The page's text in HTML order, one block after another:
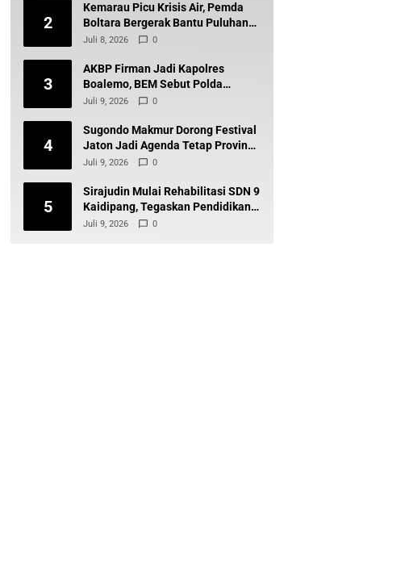
2
Kemarau Picu Krisis Air, Pemda
Boltara Bergerak Bantu Puluhan
Warga Komus Timur
Juli 8, 2026 0
3
AKBP Firman Jadi Kapolres
Boalemo, BEM Sebut Polda
Gorontalo Tak Baik-Baik Saja
Juli 9, 2026 0
4
Sugondo Makmur Dorong Festival
Jaton Jadi Agenda Tetap Provinsi,
Kiai Mojo Kembali Disuarakan
Juli 9, 2026 0
5
Sirajudin Mulai Rehabilitasi SDN 9
Kaidipang, Tegaskan Pendidikan
Tetap Prioritas Daerah
Juli 9, 2026 0